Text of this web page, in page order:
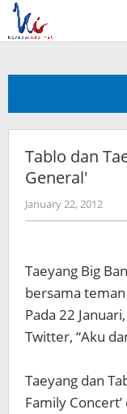
Skip
content
Tablo dan
General'
January 22, 2012by
Taeyang Big
bersama
Pada 22
Twitter, “Aku
Taeyang dan
Family